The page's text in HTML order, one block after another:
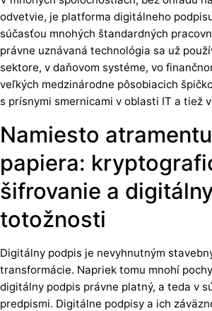
odvetvie, je platforma digitálneho
súčasťou mnohých štandardných
právne uznávaná technológia sa už
sektore, v daňovom systéme, vo
veľkých medzinárodne pôsobiacich
s prísnymi smernicami v oblasti IT a tiež
Namiesto
papiera:
šifrovanie a
totožnosti
Digitálny podpis je nevyhnutným
transformácie. Napriek tomu mnohí
digitálny podpis právne platný, a teda v
predpismi. Digitálne podpisy a ich